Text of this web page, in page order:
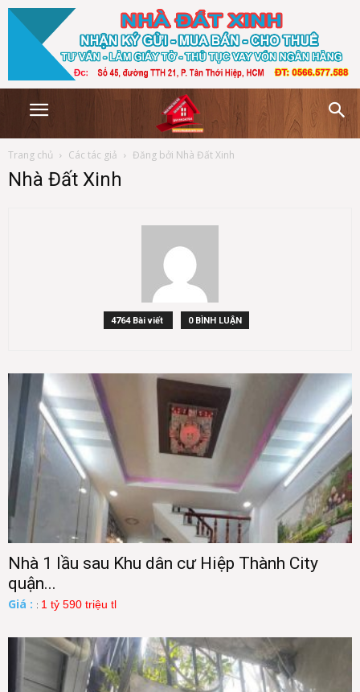
Trang chủ Các tác giả Đăng bởi Nhà Đất Xinh
Nhà Đất Xinh
4764 Bài viết 0 BÌNH LUẬN
Nhà 1 lầu sau Khu dân cư Hiệp Thành City
quận...
Giá : : 1 tỷ 590 triệu tl